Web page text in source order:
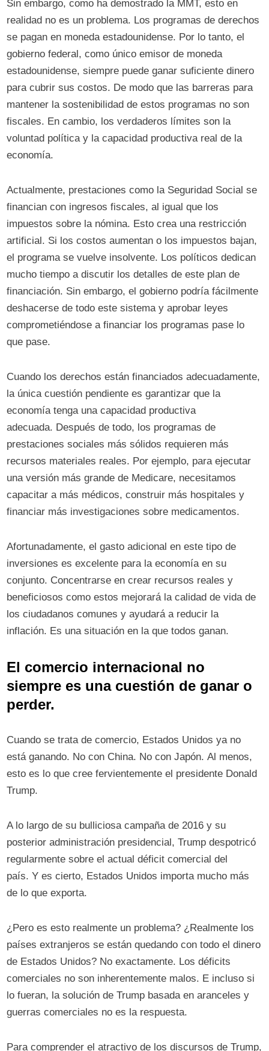
Sin embargo, como ha demostrado la MMT, esto en
realidad no es un problema. Los programas de derechos
se pagan en moneda estadounidense. Por lo tanto, el
gobierno federal, como único emisor de moneda
estadounidense, siempre puede ganar suficiente dinero
para cubrir sus costos. De modo que las barreras para
mantener la sostenibilidad de estos programas no son
fiscales. En cambio, los verdaderos límites son la
voluntad política y la capacidad productiva real de la
economía.
Actualmente, prestaciones como la Seguridad Social se
financian con ingresos fiscales, al igual que los
impuestos sobre la nómina. Esto crea una restricción
artificial. Si los costos aumentan o los impuestos bajan,
el programa se vuelve insolvente. Los políticos dedican
mucho tiempo a discutir los detalles de este plan de
financiación. Sin embargo, el gobierno podría fácilmente
deshacerse de todo este sistema y aprobar leyes
comprometiéndose a financiar los programas pase lo
que pase.
Cuando los derechos están financiados adecuadamente,
la única cuestión pendiente es garantizar que la
economía tenga una capacidad productiva
adecuada. Después de todo, los programas de
prestaciones sociales más sólidos requieren más
recursos materiales reales. Por ejemplo, para ejecutar
una versión más grande de Medicare, necesitamos
capacitar a más médicos, construir más hospitales y
financiar más investigaciones sobre medicamentos.
Afortunadamente, el gasto adicional en este tipo de
inversiones es excelente para la economía en su
conjunto. Concentrarse en crear recursos reales y
beneficiosos como estos mejorará la calidad de vida de
los ciudadanos comunes y ayudará a reducir la
inflación. Es una situación en la que todos ganan.
El comercio internacional no
siempre es una cuestión de ganar o
perder.
Cuando se trata de comercio, Estados Unidos ya no
está ganando. No con China. No con Japón. Al menos,
esto es lo que cree fervientemente el presidente Donald
Trump.
A lo largo de su bulliciosa campaña de 2016 y su
posterior administración presidencial, Trump despotricó
regularmente sobre el actual déficit comercial del
país. Y es cierto, Estados Unidos importa mucho más
de lo que exporta.
¿Pero es esto realmente un problema? ¿Realmente los
países extranjeros se están quedando con todo el dinero
de Estados Unidos? No exactamente. Los déficits
comerciales no son inherentemente malos. E incluso si
lo fueran, la solución de Trump basada en aranceles y
guerras comerciales no es la respuesta.
Para comprender el atractivo de los discursos de Trump,